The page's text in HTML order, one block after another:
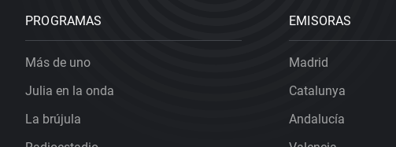
PROGRAMAS
Más de uno
Julia en la onda
La brújula
EMISORAS
Madrid
Catalunya
Andalucía